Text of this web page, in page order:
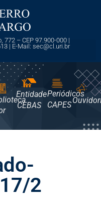
772 – CEP 97.900-000 |
| E-Mail: sec@cl.uri.br
Entidade
CEBAS
Periódicos
CAPES
2